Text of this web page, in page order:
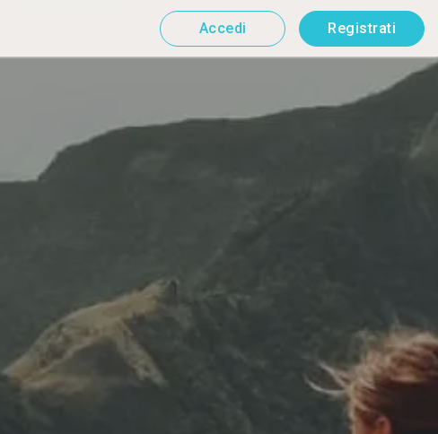
Accedi Registrati